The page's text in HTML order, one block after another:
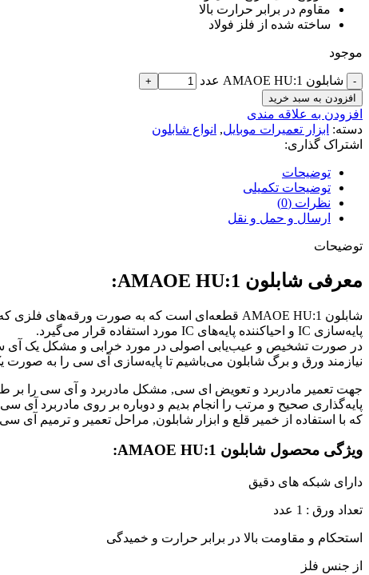
مقاوم در برابر حرارت بالا
ساخته شده از فلز فولاد
موجود
شابلون AMAOE HU:1 عدد
افزودن به سبد خرید
افزودن به علاقه مندی
دسته: ابزار تعمیرات موبایل, انواع شابلون
اشتراک گذاری:
توضیحات
توضیحات تکمیلی
نظرات (0)
ارسال و حمل و نقل
توضیحات
معرفی شابلون AMAOE HU:1:
شابلون AMAOE HU:1
پایه‌سازی IC و احیاکننده پایه‌های IC مورد استفاده قرار می‌گیرد.
در صورت تشخیص و عیب‌یابی اصولی در مورد خرابی و مشکل یک آی
نیازمند ورق و برگ شابلون می‌باشیم تا پایه‌سازی آی سی را به
جهت تعمیر مادربرد و تعویض ای سی, مشکل مادربرد و آی سی را بر
پایه‌گذاری صحیح و مرتب را انجام بدیم و دوباره بر روی مادربرد
که با استفاده از خمیر قلع و ابزار شابلون, مراحل تعمیر و ترمیم آی
ویژگی محصول شابلون AMAOE HU:1:
دارای شبکه های دقیق
تعداد ورق : 1 عدد
استحکام و مقاومت بالا در برابر حرارت و خمیدگی
از جنس فلز